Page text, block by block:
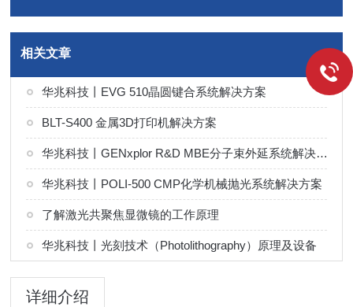
相关文章
华兆科技丨EVG 510晶圆键合系统解决方案
BLT-S400 金属3D打印机解决方案
华兆科技丨GENxplor R&D MBE分子束外延系统解决方案
华兆科技丨POLI-500 CMP化学机械抛光系统解决方案
了解激光共聚焦显微镜的工作原理
华兆科技丨光刻技术（Photolithography）原理及设备
详细介绍